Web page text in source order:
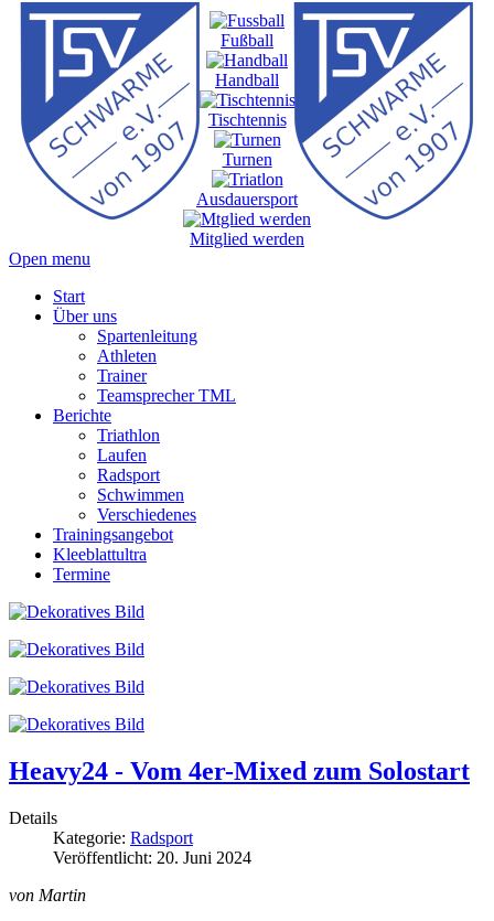
Fußball
Handball
Tischtennis
Turnen
Ausdauersport
Mitglied werden
Open menu
Start
Über uns
Spartenleitung
Athleten
Trainer
Teamsprecher TML
Berichte
Triathlon
Laufen
Radsport
Schwimmen
Verschiedenes
Trainingsangebot
Kleeblattultra
Termine
Heavy24 - Vom 4er-Mixed zum Solostart
Details
Kategorie: Radsport
Veröffentlicht: 20. Juni 2024
von Martin